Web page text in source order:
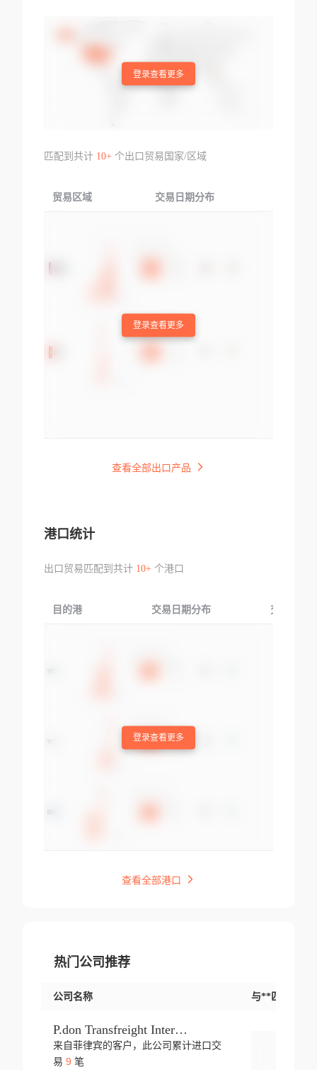
登录查看更多
匹配到共计 10+个出口贸易国家/区域
贸易区域 交易日期分布
登录查看更多
查看全部出口产品
港口统计
出口贸易匹配到共计 10+个港口
目的港 交易日期分布 交易产品
登录查看更多
查看全部港口
热门公司推荐
公司名称 与**匹配交易
P.don Transfreight International
来自菲律宾的客户，此公司累计进口交
易 9 笔